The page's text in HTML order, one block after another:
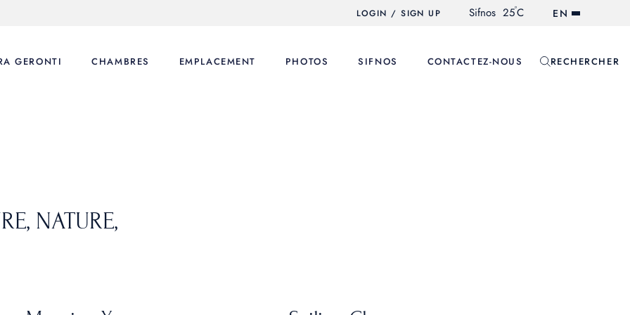
LOGIN / SIGN UP Sifnos 25°C EN
GERONTI CHAMBRES EMPLACEMENT PHOTOS SIFNOS CONTACTEZ-NOUS RECHERCHER
NATURE,